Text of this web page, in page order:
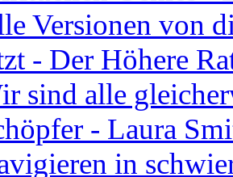
Versionen von
- Der Höhere
sind alle
- Laura
in